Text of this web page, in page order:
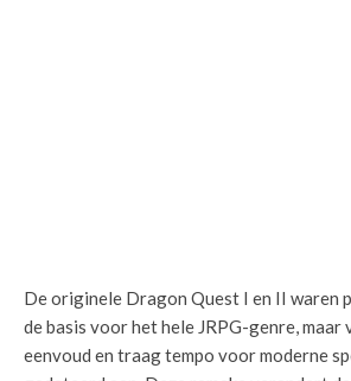
De originele Dragon Quest I en II waren
de basis voor het hele JRPG-genre, maar
eenvoud en traag tempo voor moderne